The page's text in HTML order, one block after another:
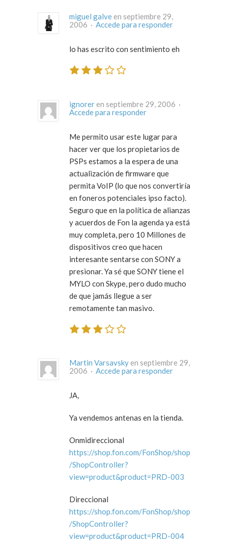
miguel galve en septiembre 29,
2006 · Accede para responder
lo has escrito con sentimiento eh
ignorer
en septiembre 29, 2006 ·
Accede para responder
Me permito usar este lugar para
hacer ver que los propietarios de
PSPs estamos a la espera de una
actualización de firmware que
permita VoIP (lo que nos convertiría
en foneros potenciales ipso facto).
Seguro que en la política de alianzas
y acuerdos de Fon la agenda ya está
muy completa, pero 10 Millones de
dispositivos creo que hacen
interesante sentarse con SONY a
presionar. Ya sé que SONY tiene el
MYLO con Skype, pero dudo mucho
de que jamás llegue a ser
remotamente tan masivo.
Martin Varsavsky en septiembre 29,
2006 · Accede para responder
JA,
Ya vendemos antenas en la tienda.
Onmidireccional
https://shop.fon.com/FonShop/shop
/ShopController?
view=product&product=PRD-003
Direccional
https://shop.fon.com/FonShop/shop
/ShopController?
view=product&product=PRD-004